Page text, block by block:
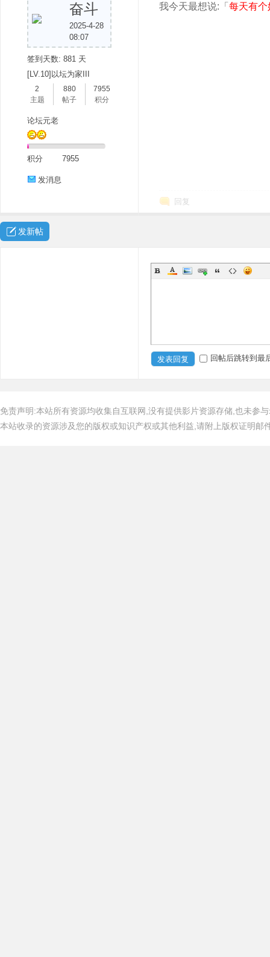
奋斗
2025-4-28
08:07
签到天数: 881 天
[LV.10]以坛为家III
2
主题
880
帖子
7955
积分
论坛元老
积分 7955
发消息
我今天最想说:「 每天有个
回复
发新帖
发表回复 回帖后跳转到最
免责声明:本站所有资源均收集自互联网,没有提供影片资源存储,也未参
本站收录的资源涉及您的版权或知识产权或其他利益,请附上版权证明